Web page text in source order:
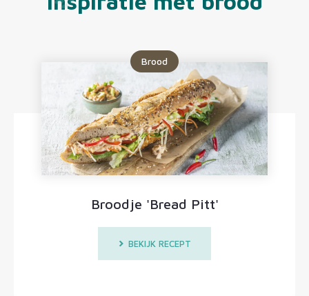
Brood
Broodje 'Bread Pitt'
BEKIJK RECEPT